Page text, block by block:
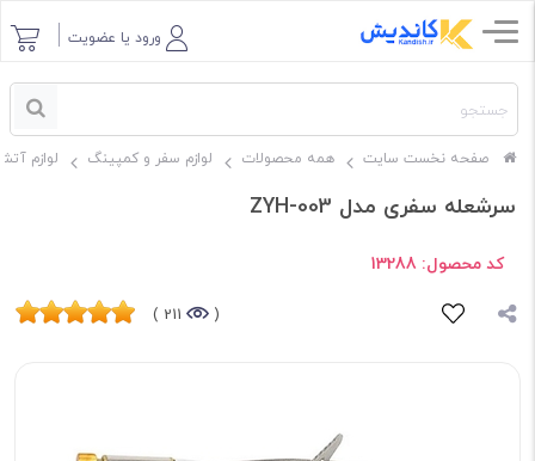
ورود یا عضویت
صفحه نخست سایت همه محصولات لوازم سفر و کمپینگ لوازم
سرشعله سفری مدل ZYH-003
کد محصول: 13288
(
211 )